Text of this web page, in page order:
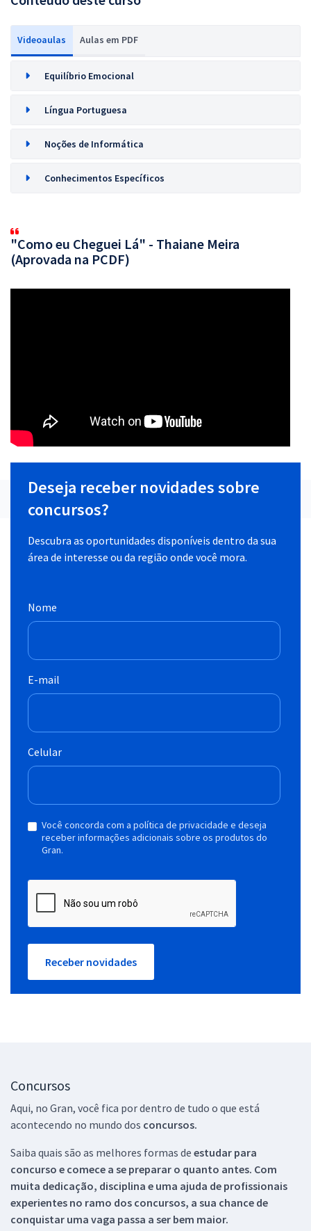
Videoaulas Aulas em PDF
Equilíbrio Emocional
Língua Portuguesa
Noções de Informática
Conhecimentos Específicos
"Como eu Cheguei Lá" - Thaiane Meira
(Aprovada na PCDF)
Deseja receber novidades sobre
concursos?
Descubra as oportunidades disponíveis dentro da sua
área de interesse ou da região onde você mora.
Nome
E-mail
Celular
Você concorda com a política de privacidade e deseja
receber informações adicionais sobre os produtos do
Gran.
Receber novidades
Concursos
Aqui, no Gran, você fica por dentro de tudo o que está
acontecendo no mundo dos concursos.
Saiba quais são as melhores formas de estudar para
concurso e comece a se preparar o quanto antes. Com
muita dedicação, disciplina e uma ajuda de profissionais
experientes no ramo dos concursos, a sua chance de
conquistar uma vaga passa a ser bem maior.